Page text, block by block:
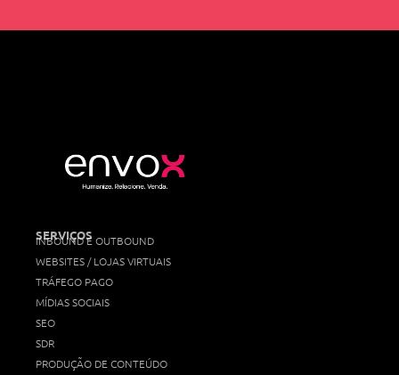
SERVIÇOS
INBOUND E OUTBOUND
WEBSITES / LOJAS VIRTUAIS
TRÁFEGO PAGO
MÍDIAS SOCIAIS
SEO
SDR
PRODUÇÃO DE CONTEÚDO